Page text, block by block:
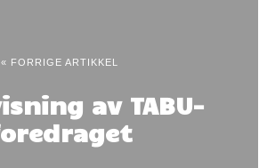
« FORRIGE ARTIKKEL
av TABU-